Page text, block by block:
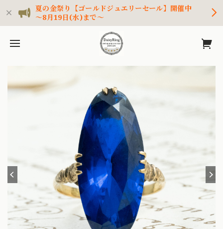
夏の金祭り【ゴールドジュエリーセール】開催中
～8月19日(水)まで～